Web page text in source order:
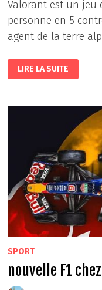
Valorant est un jeu
personne en 5
agent de la terre
VALORANT
LIRE LA SUITE
SPORT
nouvelle F1 chez